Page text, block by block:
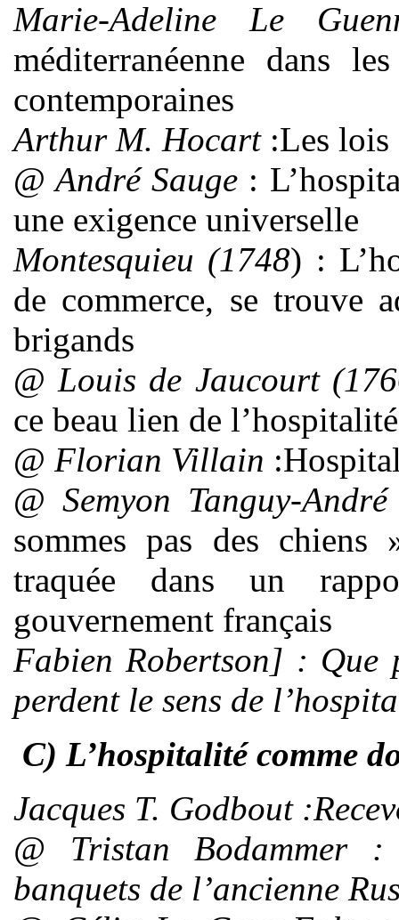
Marie-Adeline Le
méditerranéenne dans
contemporaines
Arthur M. Hocart:Les lois
@ André Sauge :
une exigence universelle
Montesquieu (1748) :
de commerce, se trouve
brigands
@Louis de Jaucourt
ce beau lien de
@ Florian Villain
@ Semyon Tanguy-
sommes pas des
traquée dans un
gouvernement français
Fabien Robertson] : Que
perdent le sens de
C) L’hospitalité comme
Jacques T. Godbout
@ Tristan Bodammer:
banquets de l’ancienne